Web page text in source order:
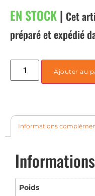
EN STOCK| Cet
préparé et expédié
Ajouter au
Informations
Poids